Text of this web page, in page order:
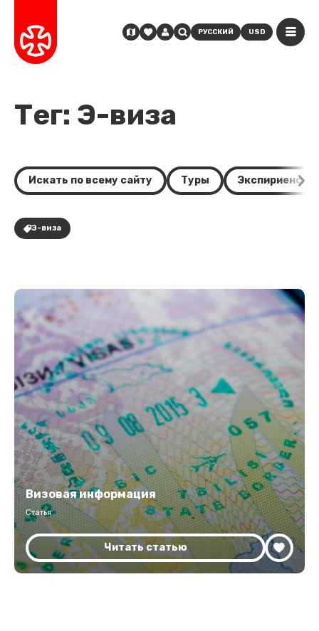
РУССКИЙ USD
Тег: Э-виза
Искать по всему сайту Туры Экспириенсы
Э-виза
Визовая информация
Статья
Читать статью